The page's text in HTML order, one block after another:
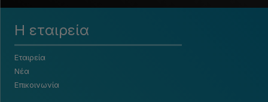
Η εταιρεία
Εταιρεία
Νέα
Επικοινωνία